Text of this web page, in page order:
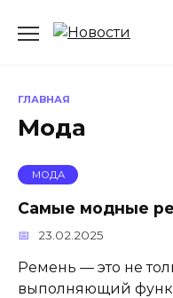
ГЛАВНАЯ
Мода
МОДА
Самые модные
23.02.2025
Ремень — это не
выполняющий